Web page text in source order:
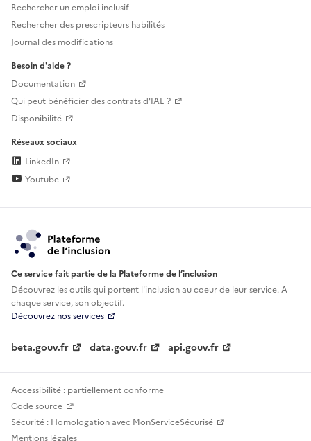
Rechercher un emploi inclusif
Rechercher des prescripteurs habilités
Journal des modifications
Besoin d'aide ?
Documentation
Qui peut bénéficier des contrats d'IAE ?
Disponibilité
Réseaux sociaux
LinkedIn
Youtube
Ce service fait partie de la Plateforme de l’inclusion
Découvrez les outils qui portent l'inclusion aucoeur de leur service. A
chaque service, son objectif.
Découvrez nos services
beta.gouv.fr data.gouv.fr api.gouv.fr
Accessibilité : partiellement conforme
Code source
Sécurité : Homologation avec MonServiceSécurisé